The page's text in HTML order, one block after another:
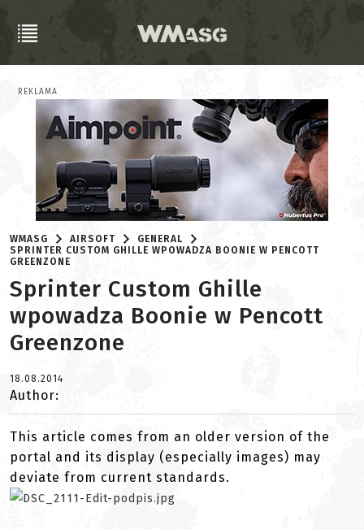
REKLAMA
WMASG AIRSOFT
GENERAL
SPRINTER CUSTOM GHILLE WPOWADZA BOONIE W PENCOTT
GREENZONE
Sprinter Custom Ghille
wpowadza Boonie w Pencott
Greenzone
18.08.2014
Author:
This article comes from an older version of the
portal and its display (especially images) may
deviate from current standards.